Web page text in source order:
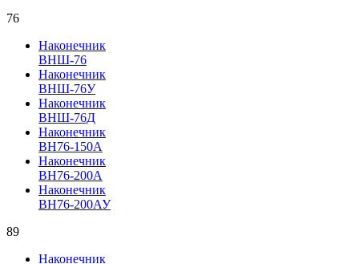
76
Наконечник
ВНШ-76
Наконечник
ВНШ-76У
Наконечник
ВНШ-76Д
Наконечник
ВН76-150А
Наконечник
ВН76-200А
Наконечник
ВН76-200АУ
89
Наконечник